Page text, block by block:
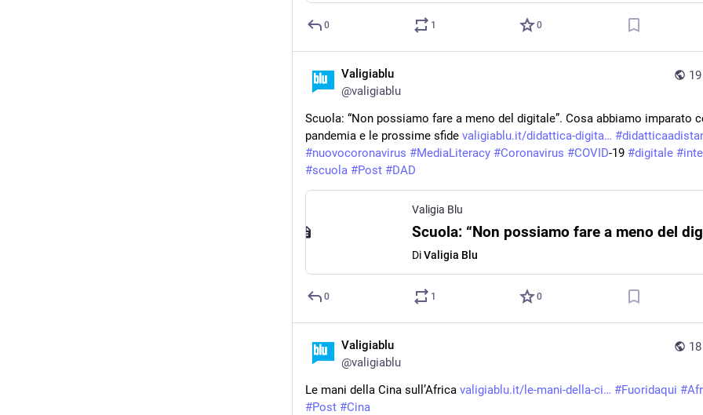
0 1 0
Valigiablu
@valigiablu
Scuola: “Non possiamo fare a meno del digitale”. Cosa abbiamo imparato
pandemia e le prossime sfide valigiablu.it/didattica-digita #
#nuovocoronavirus #MediaLiteracy #Coronavirus #COVID-19 #digitale #
#scuola #Post #DAD
Valigia Blu
DiValigia Blu
0 1 0
Valigiablu
@valigiablu
Le mani della Cina sull’Africa valigiablu.it/le-mani-della-ci #Fuoridaqui #
#Post #Cina